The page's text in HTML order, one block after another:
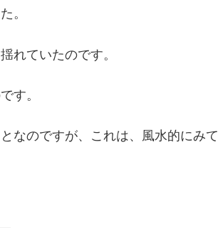
。
れていたのです。
す。
なのですが、これは、風水的にみて